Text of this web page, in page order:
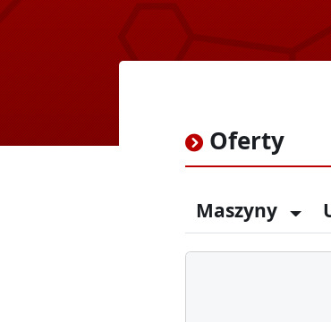
Oferty
Maszyny